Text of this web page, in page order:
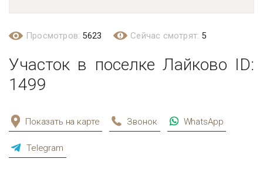
Просмотров: 5623 Сейчас смотрят: 5
Участок в поселке Лайково ID:
1499
Показать на карте Звонок WhatsApp
Telegram